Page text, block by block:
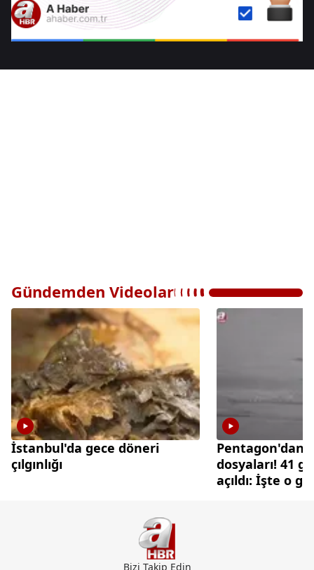
Gündemden Videolar
İstanbul'da gece döneri
çılgınlığı
Pentagon'dan
dosyaları! 41
açıldı: İşte o
Bizi Takip Edin